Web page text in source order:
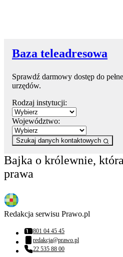
Baza teleadresowa
Sprawdź darmowy dostęp do
urzędów.
Rodzaj instytucji:
Województwo:
Szukaj danych kontaktowych
Bajka o królewnie,
prawa
Redakcja serwisu Prawo.pl
Numer telefonu:
801 04 45 45
Adres email:
redakcja@prawo.pl
Numer telefonu:
22 535 88 00